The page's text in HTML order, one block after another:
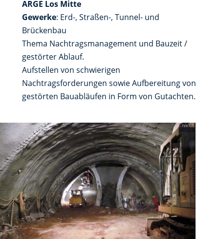
ARGE Los Mitte
Gewerke: Erd-, Straßen-, Tunnel- und
Brückenbau
Thema Nachtragsmanagement und Bauzeit /
gestörter Ablauf.
Aufstellen von schwierigen
Nachtragsforderungen sowie Aufbereitung von
gestörten Bauabläufen in Form von Gutachten.